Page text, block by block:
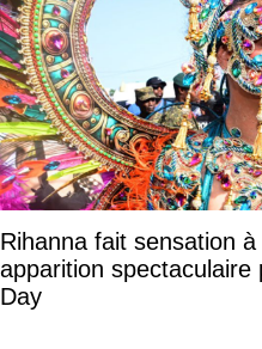
Rihanna fait sensation
apparition
Day